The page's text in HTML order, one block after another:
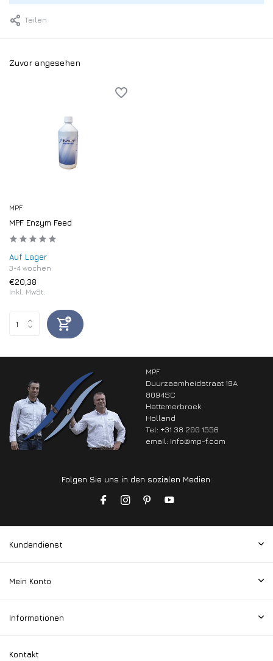
Teilen
Zuvor angesehen
MPF
MPF Enzym Feed
Auf Lager
3-4 wochen
€20,38
Inkl. MwSt.
MPF
Duurzaamheidstraat 19A
8094SC
Hattemerbroek
Holland
Tel: +31 38 200 1556
email: Info@mp-f.com
Folgen Sie uns in den sozialen Medien:
Kundendienst
Mein Konto
Informationen
Kontakt